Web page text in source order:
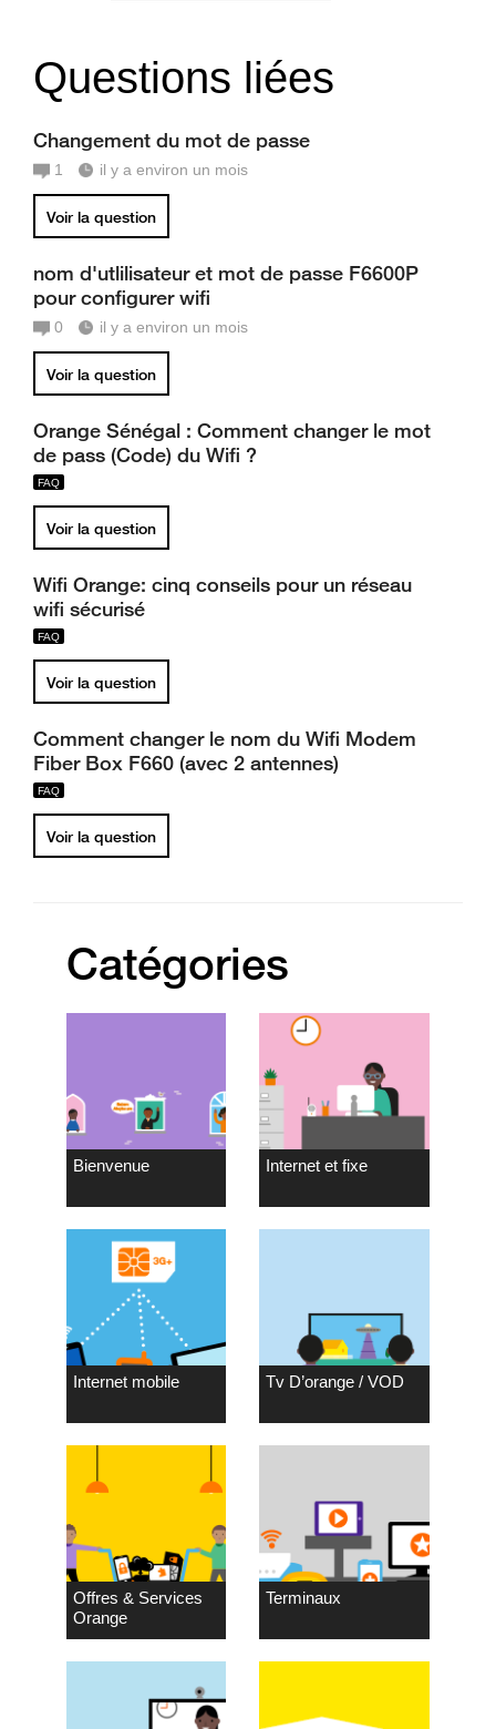
Questions liées
Changement du mot de passe
1 il y a environ un mois
Voir la question
nom d'utlilisateur et mot de passe F6600P
pour configurer wifi
0 il y a environ un mois
Voir la question
Orange Sénégal : Comment changer le mot
de pass (Code) du Wifi ?
Voir la question
Wifi Orange: cinq conseils pour un réseau
wifi sécurisé
Voir la question
Comment changer le nom du Wifi Modem
Fiber Box F660 (avec 2 antennes)
Voir la question
Catégories
Bienvenue Internet et fixe
Internet mobile Tv D’orange / VOD
Offres & Services
Orange
Terminaux